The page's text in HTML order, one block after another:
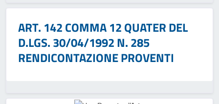
ART. 142 COMMA 12 QUATER DEL
D.LGS. 30/04/1992 N. 285
RENDICONTAZIONE PROVENTI